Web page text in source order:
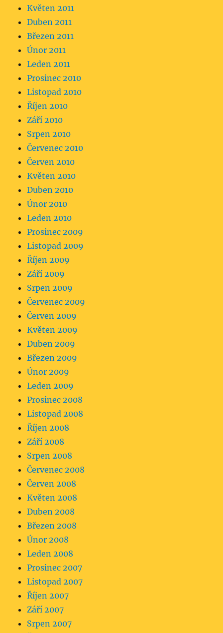
Květen 2011
Duben 2011
Březen 2011
Únor 2011
Leden 2011
Prosinec 2010
Listopad 2010
Říjen 2010
Září 2010
Srpen 2010
Červenec 2010
Červen 2010
Květen 2010
Duben 2010
Únor 2010
Leden 2010
Prosinec 2009
Listopad 2009
Říjen 2009
Září 2009
Srpen 2009
Červenec 2009
Červen 2009
Květen 2009
Duben 2009
Březen 2009
Únor 2009
Leden 2009
Prosinec 2008
Listopad 2008
Říjen 2008
Září 2008
Srpen 2008
Červenec 2008
Červen 2008
Květen 2008
Duben 2008
Březen 2008
Únor 2008
Leden 2008
Prosinec 2007
Listopad 2007
Říjen 2007
Září 2007
Srpen 2007